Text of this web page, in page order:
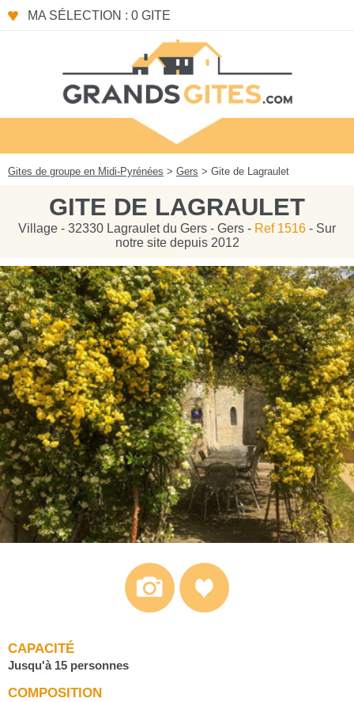
MA SÉLECTION : 0 GITE
Gites de groupe en Midi-Pyrénées > Gers > Gite de Lagraulet
GITE DE LAGRAULET
Village - 32330 Lagraulet du Gers - Gers - Ref 1516 - Sur
notre site depuis 2012
CAPACITÉ
Jusqu'à 15 personnes
COMPOSITION
Panneau de gestion des cookies